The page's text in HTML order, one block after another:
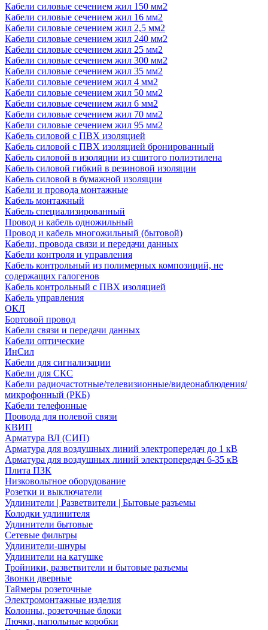
Кабели силовые сечением жил 150 мм2
Кабели силовые сечением жил 16 мм2
Кабели силовые сечением жил 2,5 мм2
Кабели силовые сечением жил 240 мм2
Кабели силовые сечением жил 25 мм2
Кабели силовые сечением жил 300 мм2
Кабели силовые сечением жил 35 мм2
Кабели силовые сечением жил 4 мм2
Кабели силовые сечением жил 50 мм2
Кабели силовые сечением жил 6 мм2
Кабели силовые сечением жил 70 мм2
Кабели силовые сечением жил 95 мм2
Кабель силовой с ПВХ изоляцией
Кабель силовой с ПВХ изоляцией бронированный
Кабель силовой в изоляции из сшитого полиэтилена
Кабель силовой гибкий в резиновой изоляции
Кабель силовой в бумажной изоляции
Кабели и провода монтажные
Кабель монтажный
Кабель специализированный
Провод и кабель одножильный
Провод и кабель многожильный (бытовой)
Кабели, провода связи и передачи данных
Кабели контроля и управления
Кабель контрольный из полимерных композиций, не
содержащих галогенов
Кабель контрольный с ПВХ изоляцией
Кабель управления
ОКЛ
Бортовой провод
Кабели связи и передачи данных
Кабели оптические
ИнСил
Кабели для сигнализации
Кабели для СКС
Кабели радиочастотные/телевизионные/видеонаблюдения/
микрофонный (РКБ)
Кабели телефонные
Провода для полевой связи
КВИП
Арматура ВЛ (СИП)
Арматура для воздушных линий электропередач до 1 кВ
Арматура для воздушных линий электропередач 6-35 кВ
Плита ПЗК
Низковольтное оборудование
Розетки и выключатели
Удлинители | Разветвители | Бытовые разъемы
Колодки удлинителя
Удлинители бытовые
Сетевые фильтры
Удлинители-шнуры
Удлинители на катушке
Тройники, разветвители и бытовые разъемы
Звонки дверные
Таймеры розеточные
Электромонтажные изделия
Колонны, розеточные блоки
Лючки, напольные коробки